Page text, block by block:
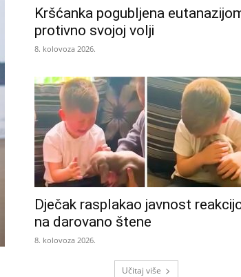
Kršćanka pogubljena
protivno svojoj volji
8. kolovoza 2026.
Dječak rasplakao javnost
na darovano štene
8. kolovoza 2026.
Učitaj više